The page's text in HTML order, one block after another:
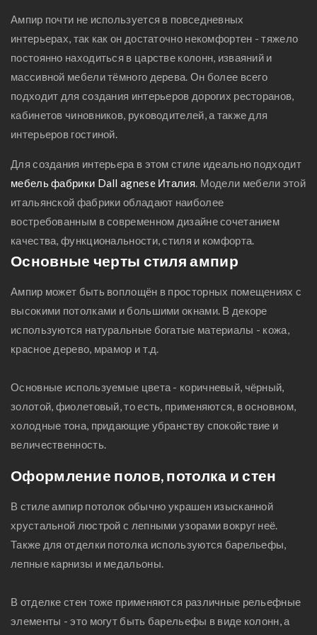
совмещенного
санузла, ремонт в
ванной
девочки комнаты,
комнаты
дизайн проект
детской, мебель
для детской,
детские спальни
Ампир почти не используется в повседневных
интерьерах, так как он достаточно некомфортен - тяжело
постоянно находиться в царстве колонн, изваяний и
массивной мебели тёмного дерева. Он более всего
подходит для создания интерьеров дорогих ресторанов,
кабинетов чиновников, руководителей, а также для
интерьеров гостиной.
Для создания интерьера в этом стиле идеально подходит
мебель фабрики Dall agnese Италия. Модели мебели этой
итальянской фабрики обладают наиболее
востребованным в современном дизайне сочетанием
качества, функциональности, стиля и комфорта.
Основные черты стиля ампир
Ампир может быть воплощён в просторных помещениях с
высокими потолками и большими окнами. В декоре
используются натуральные богатые материалы - кожа,
красное дерево, мрамор и т.д.
Основные используемые цвета - коричневый, чёрный,
золотой, фиолетовый, то есть, применяются, в основном,
холодные тона, придающие убранству спокойствие и
величественность.
Оформление полов, потолка и стен
В стиле ампир потолок обычно украшен изысканной
хрустальной люстрой с лепными узорами вокруг неё.
Также для отделки потолка используются барельефы,
лепные карнизы и медальоны.
В отделке стен тоже применяются различные рельефные
элементы - это могут быть барельефы в виде колонн, а